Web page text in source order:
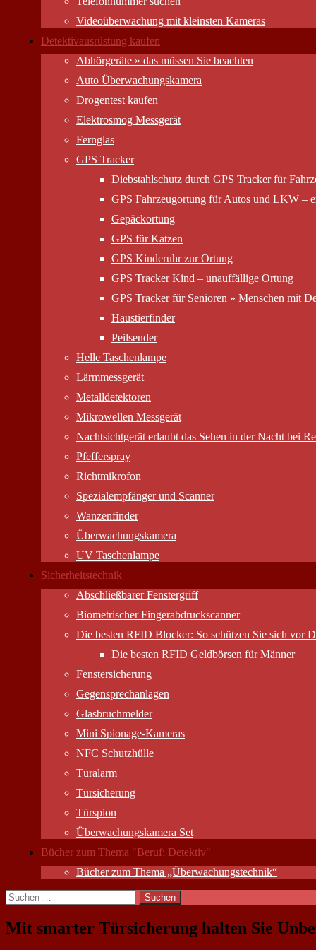
Videoüberwachung mit kleinsten Kameras
Detektivausrüstung kaufen
Abhörgeräte » das müssen Sie beachten
Auto Überwachungs­kamera
Drogentest kaufen
Elektrosmog Messgerät
Fernglas
GPS Tracker
Diebstahlschutz durch GPS Tracker für
GPS Fahrzeugortung für Autos und LKW –
Gepäckortung
GPS für Katzen
GPS Kinderuhr zur Ortung
GPS Tracker Kind – unauffällige Ortung
GPS Tracker für Senioren » Menschen mit
Haustierfinder
Peilsender
Helle Taschenlampe
Lärmmessgerät
Metalldetektoren
Mikrowellen Messgerät
Nachtsichtgerät erlaubt das Sehen in der Nacht bei
Pfefferspray
Richtmikrofon
Spezialempfänger und Scanner
Wanzenfinder
Überwachungskamera
UV Taschenlampe
Sicherheitstechnik
Abschließbarer Fenstergriff
Biometrischer Fingerabdruckscanner
Die besten RFID Blocker: So schützen Sie sich vor
Die besten RFID Geldbörsen für Männer
Fenstersicherung
Gegensprechanlagen
Glasbruchmelder
Mini Spionage-Kameras
NFC Schutzhülle
Türalarm
Türsicherung
Türspion
Überwachungs­kamera Set
Bücher zum Thema "Beruf: Detektiv"
Bücher zum Thema „Überwachungstechnik“
Suchen
nach:
Mit smarter Türsicherung halten Sie